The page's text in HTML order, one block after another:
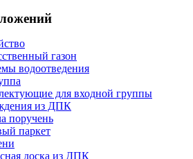
газон
водоотведения
для входной группы
из ДПК
поручень
паркет
доска из ДПК